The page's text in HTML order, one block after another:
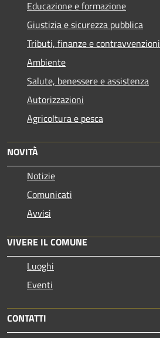
Educazione e formazione
Giustizia e sicurezza pubblica
Tributi, finanze e contravvenzioni
Ambiente
Salute, benessere e assistenza
Autorizzazioni
Agricoltura e pesca
NOVITÀ
Notizie
Comunicati
Avvisi
VIVERE IL COMUNE
Luoghi
Eventi
CONTATTI